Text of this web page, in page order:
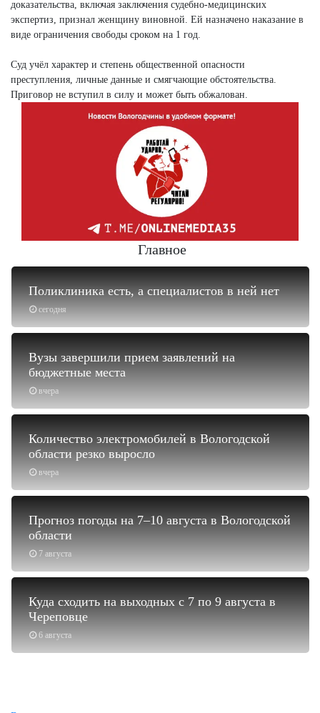
доказательства, включая заключения судебно-медицинских
экспертиз, признал женщину виновной. Ей назначено наказание в
виде ограничения свободы сроком на 1 год.
Суд учёл характер и степень общественной опасности
преступления, личные данные и смягчающие обстоятельства.
Приговор не вступил в силу и может быть обжалован.
Главное
сегодня
Поликлиника есть, а специалистов в ней нет
вчера
Вузы завершили прием заявлений на
бюджетные места
вчера
Количество электромобилей в Вологодской
области резко выросло
7 августа
Прогноз погоды на 7–10 августа в Вологодской
области
6 августа
Куда сходить на выходных с 7 по 9 августа в
Череповце